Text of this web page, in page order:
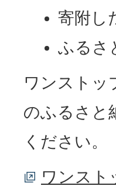
寄附し
ふるさ
ワンストッ
のふるさと
ください。
ワンスト